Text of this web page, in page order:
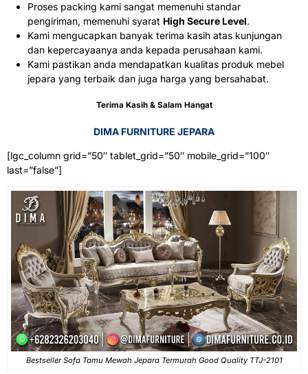
Proses packing kami sangat memenuhi standar
pengiriman, memenuhi syarat High Secure Level.
Kami mengucapkan banyak terima kasih atas kunjungan
dan kepercayaanya anda kepada perusahaan kami.
Kami pastikan anda mendapatkan kualitas produk mebel
jepara yang terbaik dan juga harga yang bersahabat.
Terima Kasih & Salam Hangat
DIMA FURNITURE JEPARA
[lgc_column grid=”50″ tablet_grid=”50″ mobile_grid=”100″
last=”false”]
Bestseller Sofa Tamu Mewah Jepara Termurah Good Quality TTJ-2101